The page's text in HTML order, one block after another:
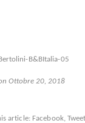
B&BItalia-05
Ottobre 20, 2018
article: Facebook,